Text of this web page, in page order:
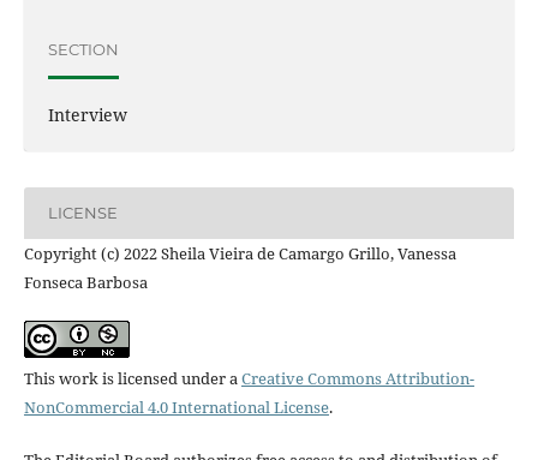
SECTION
Interview
LICENSE
Copyright (c) 2022 Sheila Vieira de Camargo Grillo, Vanessa
Fonseca Barbosa
This work is licensed under a Creative Commons Attribution-
NonCommercial 4.0 International License.